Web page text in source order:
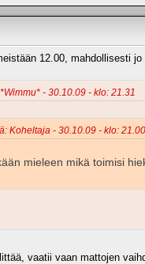
12.00, mahdollisesti
- 30.10.09 - klo: 21.31
Koheltaja - 30.10.09 - klo: 21.00
mieleen mikä toimisi
vaatii vaan mattojen